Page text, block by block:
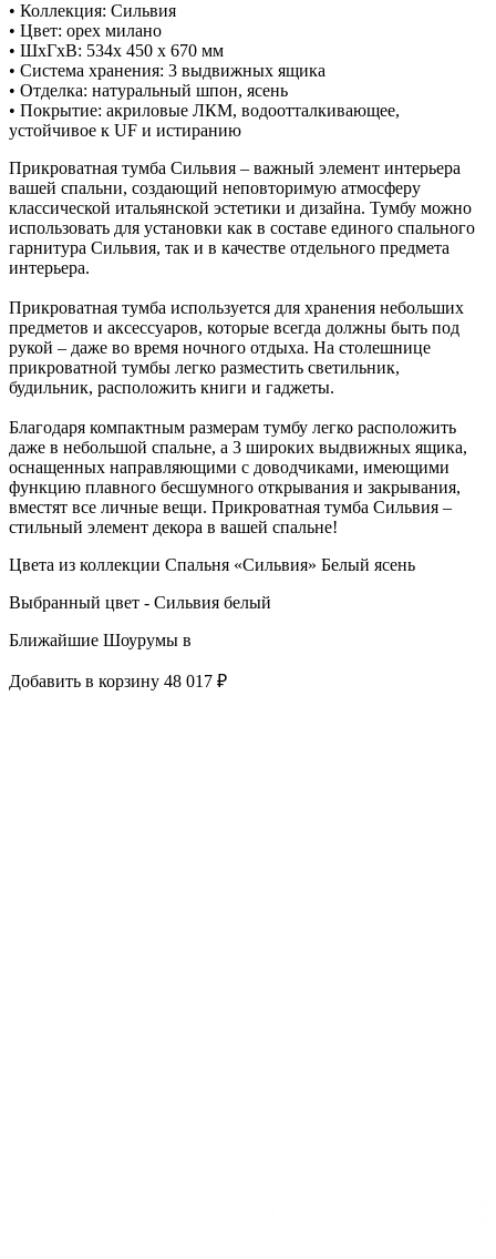
• Коллекция: Сильвия
• Цвет: орех милано
• ШxГхВ: 534х 450 х 670 мм
• Система хранения: 3 выдвижных ящика
• Отделка: натуральный шпон, ясень
• Покрытие: акриловые ЛКМ, водоотталкивающее,
устойчивое к UF и истиранию
Прикроватная тумба Сильвия – важный элемент интерьера
вашей спальни, создающий неповторимую атмосферу
классической итальянской эстетики и дизайна. Тумбу можно
использовать для установки как в составе единого спального
гарнитура Сильвия, так и в качестве отдельного предмета
интерьера.
Прикроватная тумба используется для хранения небольших
предметов и аксессуаров, которые всегда должны быть под
рукой – даже во время ночного отдыха. На столешнице
прикроватной тумбы легко разместить светильник,
будильник, расположить книги и гаджеты.
Благодаря компактным размерам тумбу легко расположить
даже в небольшой спальне, а 3 широких выдвижных ящика,
оснащенных направляющими с доводчиками, имеющими
функцию плавного бесшумного открывания и закрывания,
вместят все личные вещи. Прикроватная тумба Сильвия –
стильный элемент декора в вашей спальне!
Цвета из коллекции Спальня «Сильвия» Белый ясень
Выбранный цвет - Сильвия белый
Ближайшие Шоурумы в
Добавить в корзину 48 017 ₽